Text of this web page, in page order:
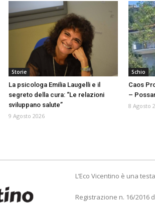
Storie
La psicologa Emilia Laugelli e il
segreto della cura: “Le relazioni
sviluppano salute”
9 Agosto 2026
Schio
Caos
–
8 Agosto
L’Eco Vicentino è una
Registrazione n. 16/2016